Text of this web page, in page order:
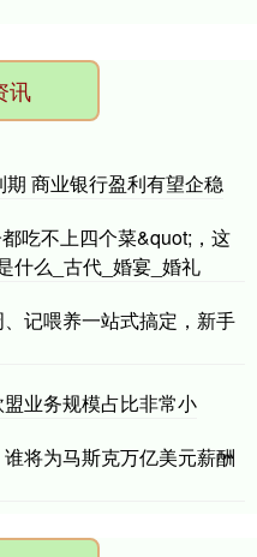
讯
商业银行盈利有望企稳
吃不上四个菜&quot;，这
什么_古代_婚宴_婚礼
记喂养一站式搞定，新手
业务规模占比非常小
将为马斯克万亿美元薪酬